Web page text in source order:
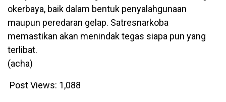
okerbaya, baik dalam bentuk penyalahgunaan
maupun peredaran gelap. Satresnarkoba
memastikan akan menindak tegas siapa pun yang
terlibat.
(acha)
Post Views: 1,088